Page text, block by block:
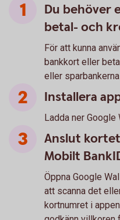
Du behöver
betal- och
För att kunna
bankkort eller
eller
Installera
Ladda ner Google
Anslut
Mobilt
Öppna Google
att scanna det
kortnumret i